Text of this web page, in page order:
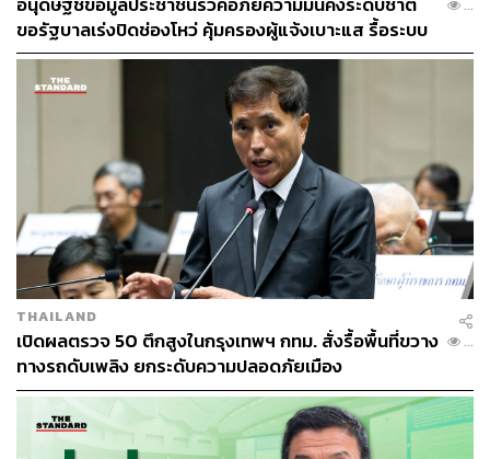
นโยบาย ‘พลังงานราคาถูกเพื่อเกษตรกร/ประมง’ เสี่ยง
ต่อการสร้างกลุ่มผลประโยชน์ที่กดดันให้ภาครัฐคง
ราคาพลังงานให้อยู่ในระดับต่ำต่อไปในระยะยาว
นโยบายนี้ใช้วงเงินสูงถึง 9-13 หมื่นล้านบาทต่อปี
แม้พรรคกล้าธรรมระบุว่าจะดำเนินการโดย ‘ปรับโครงสร้าง
กองทุนน้ำมันและใช้ Green Finance’ ก็น่าจะไม่ทำให้
โครงการดังกล่าวมีภาระทางการคลังลดลง และน่าจะไม่
สามารถใช้กลไก Green Finance ได้ เพราะไม่ทำให้เกิด
การประหยัดพลังงาน
นโยบาย ‘ประกันรายได้ประชาชน’ ซึ่งใช้งบประมาณสูง
ถึง 1.75 หมื่นล้านบาทต่อปี โดยเน้นการประกันรายได้
ของเกษตรกรในแต่ละพื้นที่ เป็นนโยบายที่น่าจะก่อให้
เกิดปัญหา เพราะสร้างแรงจูงใจที่ผิดให้แก่เกษตรกร
ขอรัฐบาลเร่งปิดช่องโหว่ คุ้มครองผู้แจ้งเบาะแส รื้อระบบ
ใช้งบไซเบอร์
...
THAILAND
เปิดผลตรวจ 50 ตึกสูงในกรุงเทพฯ กทม. สั่งรื้อพื้นที่ขวาง
ทางรถดับเพลิง ยกระดับความปลอดภัยเมือง
...